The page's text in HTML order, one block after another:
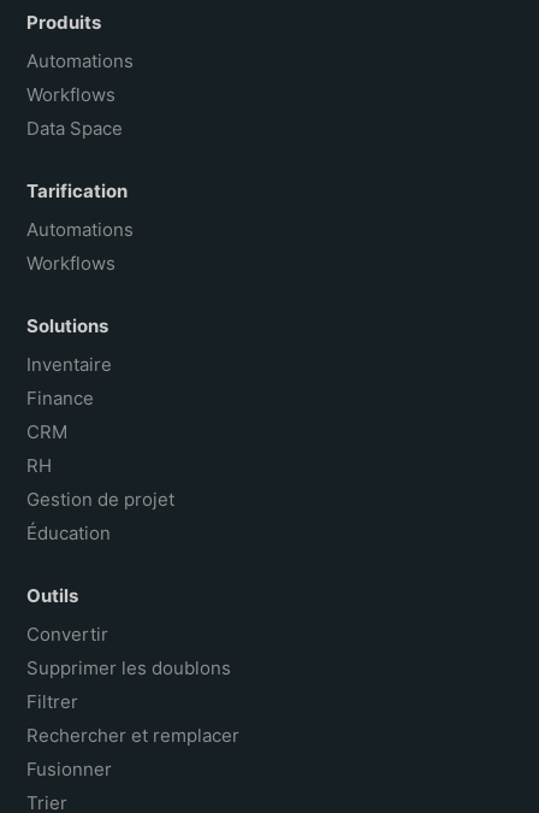
Produits
Automations
Workflows
Data Space
Tarification
Automations
Workflows
Solutions
Inventaire
Finance
CRM
RH
Gestion de projet
Éducation
Outils
Convertir
Supprimer les doublons
Filtrer
Rechercher et remplacer
Fusionner
Trier